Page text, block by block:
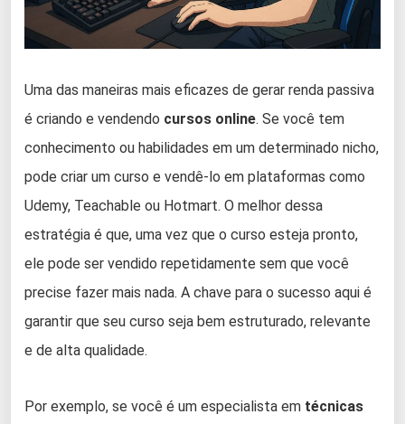
Uma das maneiras mais eficazes de gerar renda passiva
é criando e vendendo cursos online. Se você tem
conhecimento ou habilidades em um determinado nicho,
pode criar um curso e vendê-lo em plataformas como
Udemy, Teachable ou Hotmart. O melhor dessa
estratégia é que, uma vez que o curso esteja pronto,
ele pode ser vendido repetidamente sem que você
precise fazer mais nada. A chave para o sucesso aqui é
garantir que seu curso seja bem estruturado, relevante
e de alta qualidade.
Por exemplo, se você é um especialista em técnicas